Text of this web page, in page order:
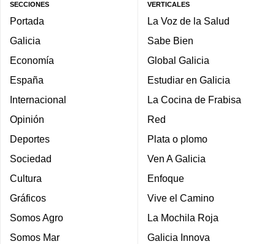
SECCIONES
Portada
Galicia
Economía
España
Internacional
Opinión
Deportes
Sociedad
Cultura
Gráficos
Somos Agro
Somos Mar
VERTICALES
La Voz de la Salud
Sabe Bien
Global Galicia
Estudiar en Galicia
La Cocina de Frabisa
Red
Plata o plomo
Ven A Galicia
Enfoque
Vive el Camino
La Mochila Roja
Galicia Innova